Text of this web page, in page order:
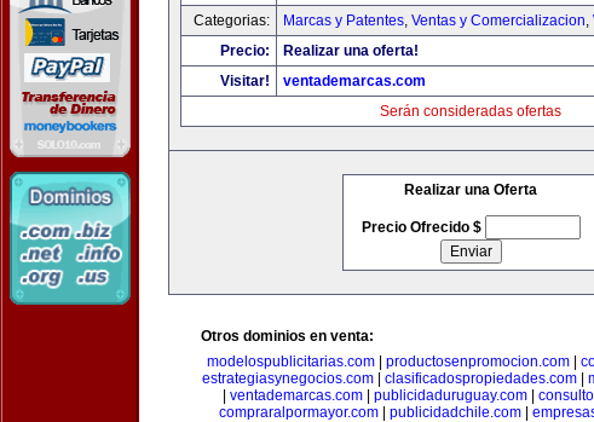
Categorias:
Marcas y Patentes, Ventas y Comercializacion,
Precio:
Realizar una oferta!
Visitar!
ventademarcas.com
Serán consideradas ofertas
Realizar una Oferta
Precio Ofrecido $
Otros dominios en venta:
modelospublicitarias.com
productosenpromocion.com
estrategiasynegocios.com| clasificadospropiedades.com|
ventademarcas.com publicidaduruguay.com
compraralpormayor.com| publicidadchile.com|